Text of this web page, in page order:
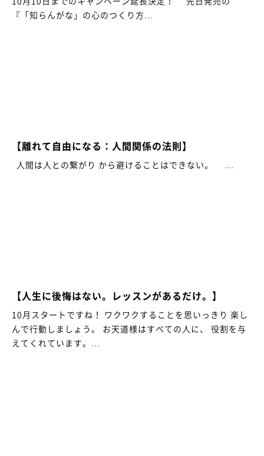
『「知らんがな」の心のつくり方...
【離れて自由になる：人間関係の法則】
人間は人との繋がり から避けることはできない。 ...
【人生に後悔はない。レッスンがあるだけ。】
10月スタートですね！ ワクワクすることを思いっきり 楽し
んで行動しましょう。 お天道様はすべての人に、 役割を与
えてくれています。...